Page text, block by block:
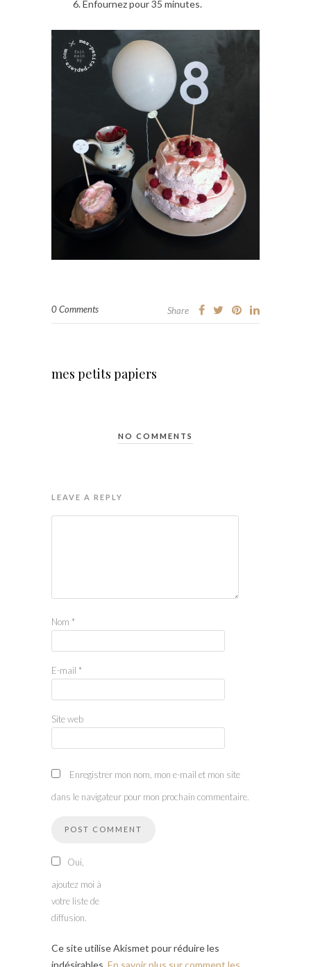
Enfournez pour 35 minutes.
0 Comments Share
mes petits papiers
NO COMMENTS
LEAVE A REPLY
Nom *
E-mail *
Site web
Enregistrer mon nom, mon e-mail et mon site
dans le navigateur pour mon prochain commentaire.
Oui,
ajoutez moi à
votre liste de
diffusion.
Ce site utilise Akismet pour réduire les
indésirables. En savoir plus sur comment les